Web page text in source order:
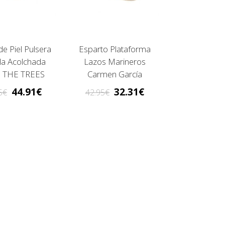
Piel Pulsera
Acolchada
TREES
44.91
Esparto Plataforma
Lazos Marineros
Carmen García
42.95 32.31